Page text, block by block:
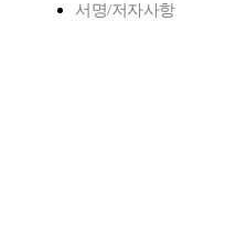
서명/저자사항